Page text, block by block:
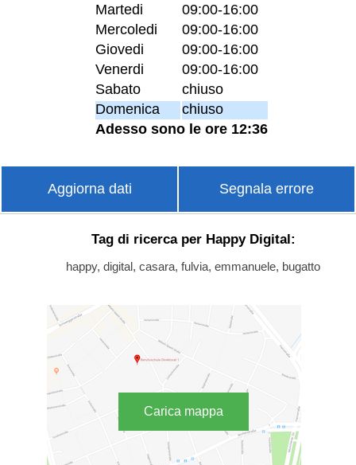
Martedi
09:00-16:00
Mercoledi
09:00-16:00
Giovedi
09:00-16:00
Venerdi
09:00-16:00
Sabato
chiuso
Domenica
chiuso
Adesso sono le ore 12:36
Aggiorna dati Segnala errore
Tag di ricerca per Happy Digital:
happy, digital, casara, fulvia, emmanuele, bugatto
Carica mappa